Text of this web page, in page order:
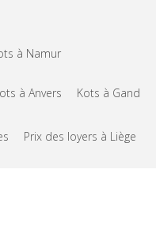
à Namur
à Anvers Kots à Gand
Prix des loyers à Liège